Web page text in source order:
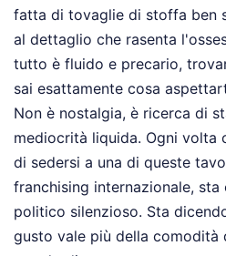
fatta di tovaglie di stoffa ben
al dettaglio che rasenta
tutto è fluido e precario,
sai esattamente cosa
Non è nostalgia, è ricerca di
mediocrità liquida. Ogni volta
di sedersi a una di queste
franchising internazionale,
politico silenzioso. Sta
gusto vale più della comodità